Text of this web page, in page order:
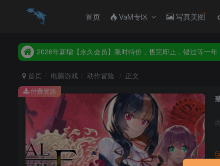
首页 VaM专区 写真美图
统一解压码www.hellovam.com，如有备注以备注为准
统一解压码www.hellovam.com，如有备注以备注为准
首页 电脑游戏 动作冒险 正文
付费资源